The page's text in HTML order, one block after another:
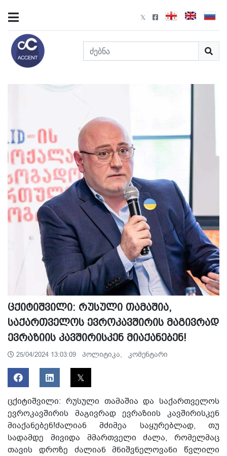
ცქიტიშვილი: რუსული თამაშია,
საქართველოს ევროკავშირის მაგივრად
ევრაზიის კავშირისკენ მიაქანებენ!
25/04/2024 13:03:09 პოლიტიკა, კომენტარი
ცქიტიშვილი: რუსული თამაშია და საქართველოს
ევროკავშირის მაგივრად ევრაზიის კავშირისკენ
მიაქანებენ!ძალიან მძიმეა საყურებლად, თუ
სადამდე მივიდა მმართველი ძალა, რომელმაც
თავის დროზე ძალიან მნიშვნელოვანი წვლილი